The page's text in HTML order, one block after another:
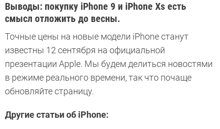
Выводы: покупку iPhone 9 и iPhone Xs есть
смысл отложить до весны.
Точные цены на новые модели iPhone станут
известны 12 сентября на официальной
презентации Apple. Мы будем делиться новостями
в режиме реального времени, так что почаще
обновляйте страницу.
Другие статьи об iPhone: